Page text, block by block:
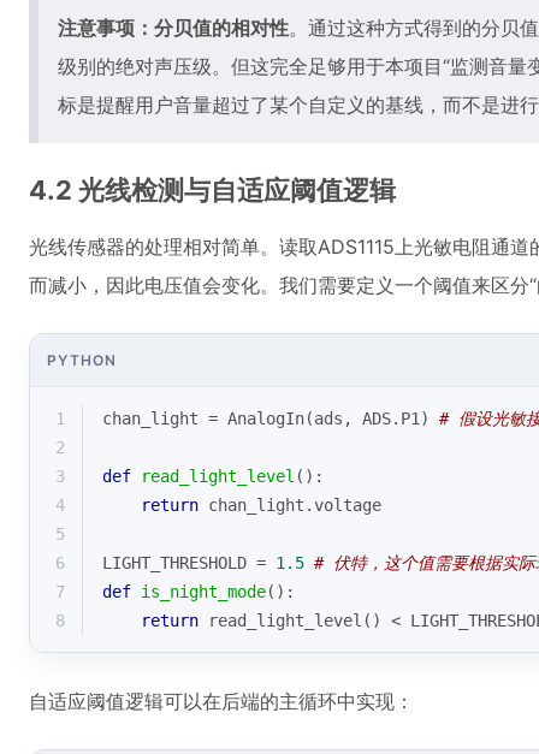
注意事项：分贝值的相对性。通过这种方式得到的分贝
级别的绝对声压级。但这完全足够用于本项目“监测音量
标是提醒用户音量超过了某个自定义的基线，而不是进
4.2 光线检测与自适应阈值逻辑
光线传感器的处理相对简单。读取ADS1115上光敏电阻通
而减小，因此电压值会变化。我们需要定义一个阈值来区分“
PYTHON
1 chan_light = AnalogIn(ads, ADS.P1) # 假设光敏
2
3
def read_light_level ():
4
return chan_light.voltage
5
6
LIGHT_THRESHOLD = 1.5 # 伏特，这个值需要根据实际
7
def is_night_mode():
8
return read_light_level() <
自适应阈值逻辑可以在后端的主循环中实现：